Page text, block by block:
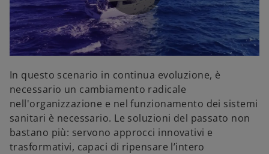
P
l
a
In questo scenario in continua evoluzione, è
necessario un cambiamento radicale
nell'organizzazione e nel funzionamento dei sistemi
sanitari è necessario. Le soluzioni del passato non
bastano più: servono approcci innovativi e
trasformativi, capaci di ripensare l’intero